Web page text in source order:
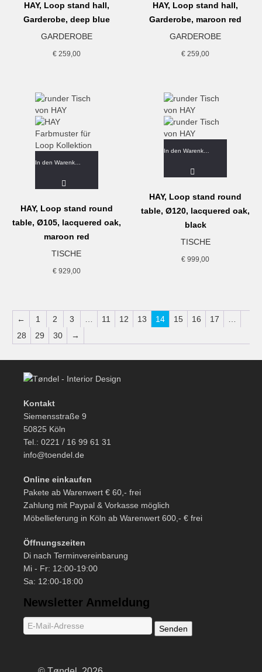
HAY, Loop stand hall,
Garderobe, deep blue
GARDEROBE
€259,00
HAY, Loop stand hall,
Garderobe, maroon red
GARDEROBE
€ 259,00
In den Warenkorb
HAY, Loop stand round
table, Ø105, lacquered oak,
maroon red
TISCHE
€929,00
In den Warenkorb
HAY, Loop stand round
table, Ø120, lacquered oak,
black
TISCHE
€ 999,00
← 1 2 3 11 12 13 14 15 16 17
28
29 30 →
Kontakt
Siemensstraße 9
50825 Köln
Tel.: 0221 / 16 99 61 31
info@toendel.de
Online einkaufen
Pakete ab Warenwert € 60,- frei
Zahlung mit Paypal & Vorkasse möglich
Möbellieferung in Köln ab Warenwert 600,- € frei
Öffnungszeiten
Di nach Terminvereinbarung
Mi - Fr: 12:00-19:00
Sa: 12:00-18:00
Newsletter Anmeldung